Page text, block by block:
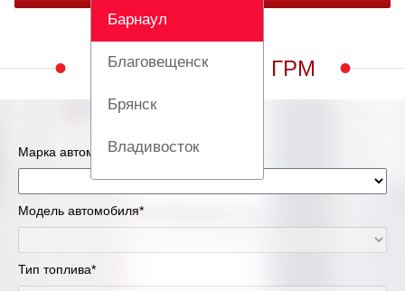
Барнаул
Благовещенск
Брянск
Владивосток
Вологда
Екатеринбург
ЗАМЕНА РЕМНЯ ГРМ
Марка автомобиля*
Модель автомобиля*
Тип топлива*